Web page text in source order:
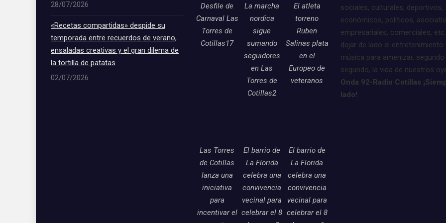
28/07/2026
«Recetas compartidas» despide su
temporada entre recuerdos de verano,
ensaladas creativas y el gran dilema de
la tortilla de patatas
02/07/2026
Desfile de
Carnaval Las
Torres de
Cotillas17
La marcha
nordica
sigue
sumando
seguidores
en Las
Torres de
Cotillas2
El atleta
torreno
Ruben
Salinas plata
en el
Europeo de
veteranos
Las Torres
de Cotillas
lanza una
iniciativa
para
incentivar el
El barrio de
La Florida
celebra una
convivencia
vecinal para
celebrar el 8
El barrio de
La Florida
celebra una
convivencia
vecinal para
celebrar el 8
sociales, culturales, deportivos,
económicos, políticos,
empresariales, comerciales,
dejar de lado el entretenimiento
música para amenizar, segundo
segundo, la vida de nuestros
Onda 92-Radio Cotillas
lado!